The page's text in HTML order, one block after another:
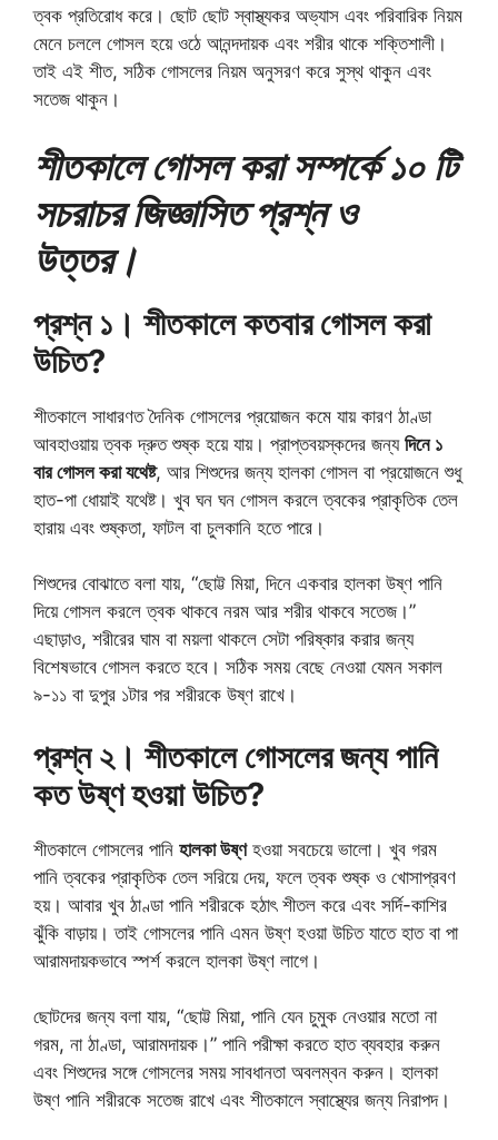
ত্বক প্রতিরোধ করে। ছোট ছোট স্বাস্থ্যকর অভ্যাস এবং পরিবারিক নিয়ম
মেনে চললে গোসল হয়ে ওঠে আনন্দদায়ক এবং শরীর থাকে শক্তিশালী।
তাই এই শীত, সঠিক গোসলের নিয়ম অনুসরণ করে সুস্থ থাকুন এবং
সতেজ থাকুন।
শীতকালে গোসল করা সম্পর্কে ১০ টি
সচরাচর জিজ্ঞাসিত প্রশ্ন ও
উত্তর।
প্রশ্ন ১। শীতকালে কতবার গোসল করা
উচিত?
শীতকালে সাধারণত দৈনিক গোসলের প্রয়োজন কমে যায় কারণ ঠাণ্ডা
আবহাওয়ায় ত্বক দ্রুত শুষ্ক হয়ে যায়। প্রাপ্তবয়স্কদের জন্য দিনে ১
বার গোসল করা যথেষ্ট, আর শিশুদের জন্য হালকা গোসল বা প্রয়োজনে শুধু
হাত-পা ধোয়াই যথেষ্ট। খুব ঘন ঘন গোসল করলে ত্বকের প্রাকৃতিক তেল
হারায় এবং শুষ্কতা, ফাটল বা চুলকানি হতে পারে।
শিশুদের বোঝাতে বলা যায়, “ছোট্ট মিয়া, দিনে একবার হালকা উষ্ণ পানি
দিয়ে গোসল করলে ত্বক থাকবে নরম আর শরীর থাকবে সতেজ।”
এছাড়াও, শরীরের ঘাম বা ময়লা থাকলে সেটা পরিষ্কার করার জন্য
বিশেষভাবে গোসল করতে হবে। সঠিক সময় বেছে নেওয়া যেমন সকাল
৯-১১ বা দুপুর ১টার পর শরীরকে উষ্ণ রাখে।
প্রশ্ন ২। শীতকালে গোসলের জন্য পানি
কত উষ্ণ হওয়া উচিত?
শীতকালে গোসলের পানি হালকা উষ্ণহওয়া সবচেয়ে ভালো। খুব গরম
পানি ত্বকের প্রাকৃতিক তেল সরিয়ে দেয়, ফলে ত্বক শুষ্ক ও খোসাপ্রবণ
হয়। আবার খুব ঠাণ্ডা পানি শরীরকে হঠাৎ শীতল করে এবং সর্দি-কাশির
ঝুঁকি বাড়ায়। তাই গোসলের পানি এমন উষ্ণ হওয়া উচিত যাতে হাত বা পা
আরামদায়কভাবে স্পর্শ করলে হালকা উষ্ণ লাগে।
ছোটদের জন্য বলা যায়, “ছোট্ট মিয়া, পানি যেন চুমুক নেওয়ার মতো না
গরম, না ঠাণ্ডা, আরামদায়ক।” পানি পরীক্ষা করতে হাত ব্যবহার করুন
এবং শিশুদের সঙ্গে গোসলের সময় সাবধানতা অবলম্বন করুন। হালকা
উষ্ণ পানি শরীরকে সতেজ রাখে এবং শীতকালে স্বাস্থ্যের জন্য নিরাপদ।